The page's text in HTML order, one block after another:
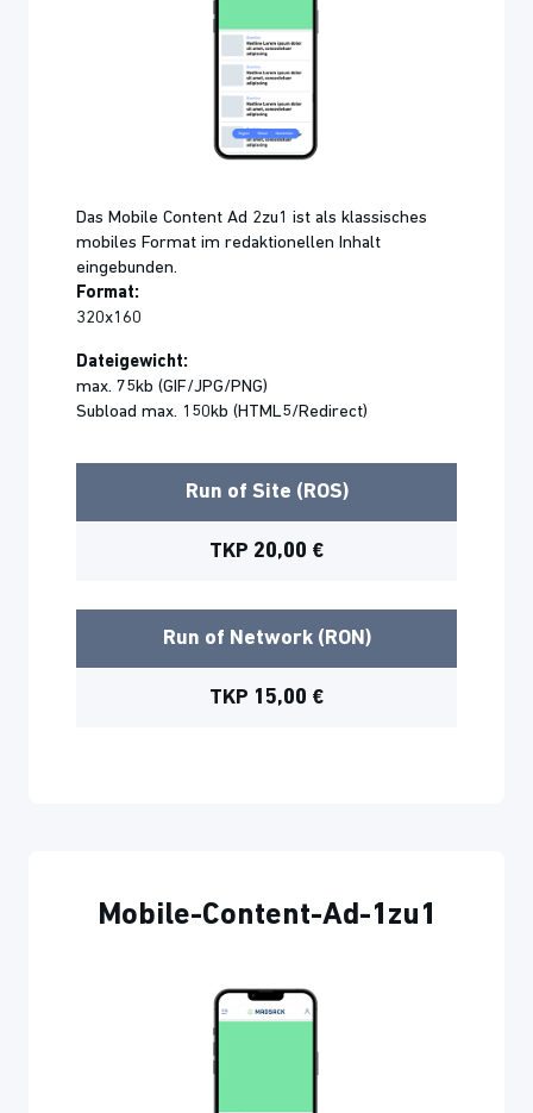
Das Mobile Content Ad 2zu1 ist als klassisches
mobiles Format im redaktionellen Inhalt
eingebunden.
Format:
320x160
Dateigewicht:
max. 75kb (GIF/JPG/PNG)
Subload max. 150kb (HTML5/Redirect)
Run of Site (ROS)
TKP 20,00 €
Run of Network (RON)
TKP 15,00 €
Mobile-Content-Ad-1zu1